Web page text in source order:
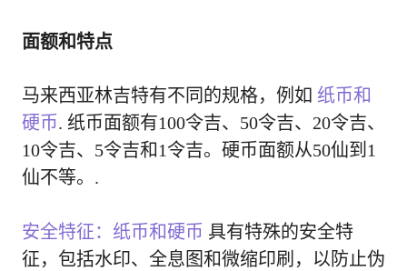
面额和特点
马来西亚林吉特有不同的规格，例如 纸币和
硬币. 纸币面额有100令吉、50令吉、20令吉、
10令吉、5令吉和1令吉。硬币面额从50仙到1
仙不等。.
安全特征：纸币和硬币 具有特殊的安全特
征，包括水印、全息图和微缩印刷，以防止伪